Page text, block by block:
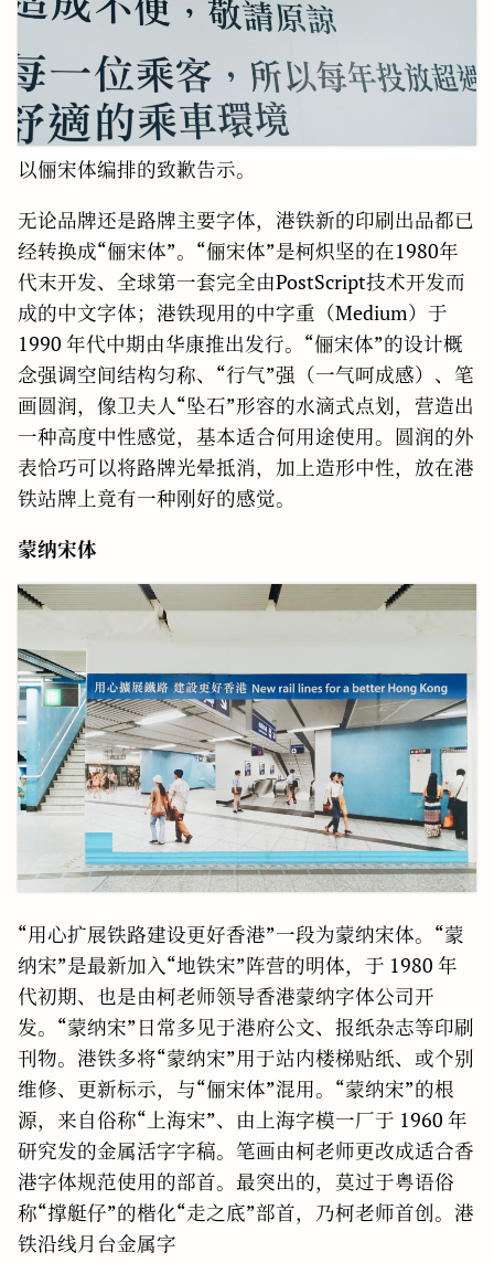
以俪宋体编排的致歉告示。
无论品牌还是路牌主要字体，港铁新的印刷出品都已
经转换成“俪宋体”。“俪宋体”是柯炽坚的在1980年
代末开发、全球第一套完全由PostScript技术开发而
成的中文字体；港铁现用的中字重（Medium）于
1990 年代中期由华康推出发行。“俪宋体”的设计概
念强调空间结构匀称、“行气”强（一气呵成感）、笔
画圆润，像卫夫人“坠石”形容的水滴式点划，营造出
一种高度中性感觉，基本适合何用途使用。圆润的外
表恰巧可以将路牌光晕抵消，加上造形中性，放在港
铁站牌上竟有一种刚好的感觉。
蒙纳宋体
“用心扩展铁路建设更好香港”一段为蒙纳宋体。“蒙
纳宋”是最新加入“地铁宋”阵营的明体，于 1980 年
代初期、也是由柯老师领导香港蒙纳字体公司开
发。“蒙纳宋”日常多见于港府公文、报纸杂志等印刷
刊物。港铁多将“蒙纳宋”用于站内楼梯贴纸、或个别
维修、更新标示，与“俪宋体”混用。“蒙纳宋”的根
源，来自俗称“上海宋”、由上海字模一厂于 1960 年
研究发的金属活字字稿。笔画由柯老师更改成适合香
港字体规范使用的部首。最突出的，莫过于粤语俗
称“撑艇仔”的楷化“走之底”部首，乃柯老师首创。港
铁沿线月台金属字